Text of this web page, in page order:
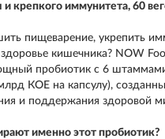
крепкого иммунитета, 60
пищеварение, укрепить
кишечника? NOW
пробиотик с 6
КОЕ на капсулу),
и поддержания здоровой
именно этот пробиотик?